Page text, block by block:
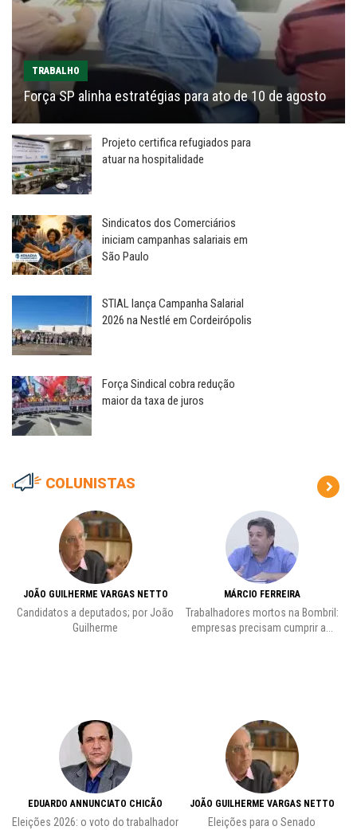
TRABALHO
Força SP alinha estratégias para ato de 10 de agosto
Projeto certifica refugiados para
atuar na hospitalidade
Sindicatos dos Comerciários
iniciam campanhas salariais em
São Paulo
STIAL lança Campanha Salarial
2026 na Nestlé em Cordeirópolis
Força Sindical cobra redução
maior da taxa de juros
COLUNISTAS
JOÃO GUILHERME VARGAS NETTO
Candidatos a deputados; por João
Guilherme
EDUARDO ANNUNCIATO CHICÃO
Eleições 2026: o voto do trabalhador
MÁRCIO FERREIRA
Trabalhadores mortos na Bombril:
empresas precisam cumprir a...
JOÃO GUILHERME VARGAS NETTO
Eleições para o Senado